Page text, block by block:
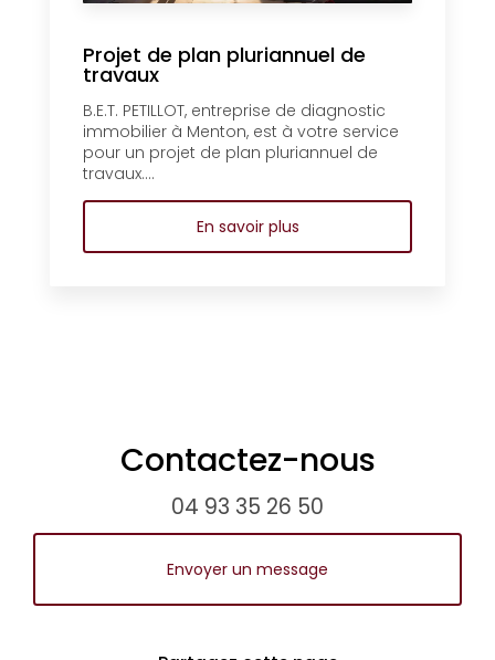
Projet de plan pluriannuel de
travaux
B.E.T. PETILLOT, entreprise de diagnostic
immobilier à Menton, est à votre service
pour un projet de plan pluriannuel de
travaux....
En savoir plus
Contactez-nous
04 93 35 26 50
Envoyer un message